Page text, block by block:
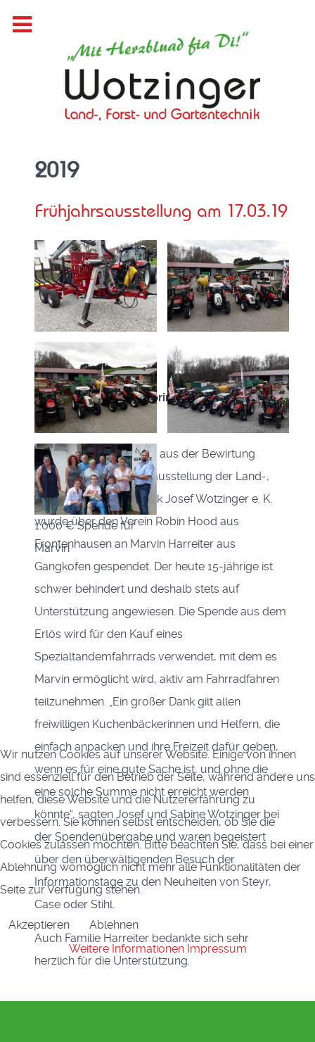
2019
Frühjahrsausstellung am 17.03.19
1.000 € Spende für
Marvin
Frühjahrsausstellung bringt 1.000 Euro für
Marvin Harreiter
Wiedersbach. Der Erlös aus der Bewirtung
während der Frühjahrsausstellung der Land-,
Forst- und Gartentechnik Josef Wotzinger e. K.
wurde über den Verein Robin Hood aus
Frontenhausen an Marvin Harreiter aus
Gangkofen gespendet. Der heute 15-jährige ist
schwer behindert und deshalb stets auf
Unterstützung angewiesen. Die Spende aus dem
Erlös wird für den Kauf eines
Spezialtandemfahrrads verwendet, mit dem es
Marvin ermöglicht wird, aktiv am Fahrradfahren
teilzunehmen. „Ein großer Dank gilt allen
freiwilligen Kuchenbäckerinnen und Helfern, die
einfach anpacken und ihre Freizeit dafür geben,
wenn es für eine gute Sache ist, und ohne die
eine solche Summe nicht erreicht werden
könnte“, sagten Josef und Sabine Wotzinger bei
der Spendenübergabe und waren begeistert
über den überwältigenden Besuch der
Informationstage zu den Neuheiten von Steyr,
Case oder Stihl.
Auch Familie Harreiter bedankte sich sehr
herzlich für die Unterstützung.
Wir nutzen Cookies auf unserer Website. Einige von ihnen
sind essenziell für den Betrieb der Seite, während andere uns
helfen, diese Website und die Nutzererfahrung zu
verbessern. Sie können selbst entscheiden, ob Sie die
Cookies zulassen möchten. Bitte beachten Sie, dass bei einer
Ablehnung womöglich nicht mehr alle Funktionalitäten der
Seite zur Verfügung stehen.
Akzeptieren
Ablehnen
Weitere Informationen Impressum